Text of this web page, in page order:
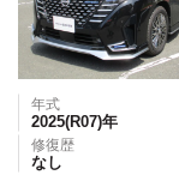
年式
2025(R07)年
修復歴
なし